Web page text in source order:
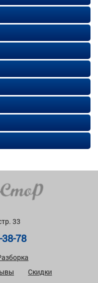
33
78
Скидки